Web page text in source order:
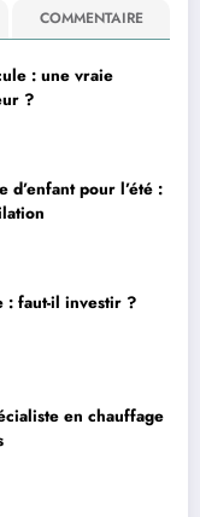
COMMENTAIRE
: une vraie
?
d’enfant pour l’été :
: faut-il investir ?
en chauffage